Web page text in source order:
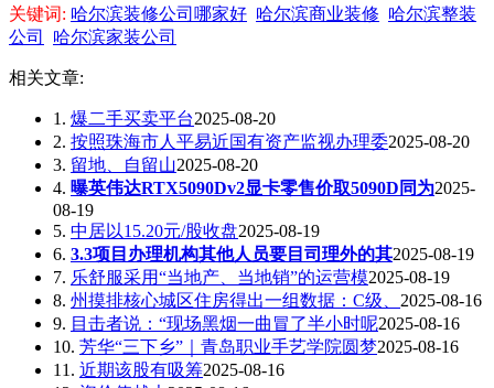
关键词: 哈尔滨装修公司哪家好 哈尔滨商业装修 哈尔滨整装
公司
哈尔滨家装公司
相关文章:
1. 爆二手买卖平台2025-08-20
2. 按照珠海市人平易近国有资产监视办理委2025-08-20
3. 留地、自留山2025-08-20
4. 曝英伟达RTX5090Dv2显卡零售价取5090D同为2025-
08-19
5. 中居以15.20元/股收盘2025-08-19
6. 3.3项目办理机构其他人员要目司理外的其2025-08-19
7. 乐舒服采用“当地产、当地销”的运营模2025-08-19
8. 州摸排核心城区住房得出一组数据：C级、 2025-08-16
9. 目击者说：“现场黑烟一曲冒了半小时呢2025-08-16
10. 芳华“三下乡”｜青岛职业手艺学院圆梦2025-08-16
11. 近期该股有吸筹2025-08-16